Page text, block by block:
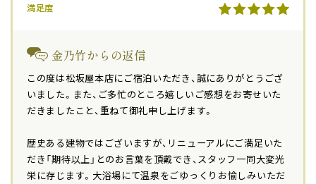
満足度
金乃竹からの返信
この度は松坂屋本店にご宿泊いただき、誠にありがとうござ
いました。また、ご多忙のところ嬉しいご感想をお寄せいた
だきましたこと、重ねて御礼申し上げます。
歴史ある建物ではございますが、リニューアルにご満足いた
だき「期待以上」とのお言葉を頂戴でき、スタッフ一同大変光
栄に存じます。大浴場にて温泉をごゆっくりお愉しみいただ